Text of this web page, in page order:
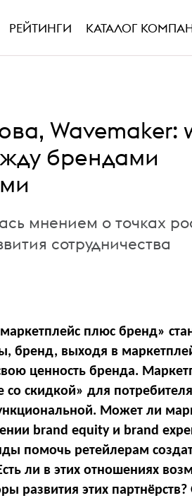
РЕЙТИНГИ КАТАЛОГ
Wavemaker:
брендами
мнением о точках
сотрудничества
плюс бренд»
бренд, выходя в
ценность бренда.
со скидкой» для
Может ли
brand equity и brand
помочь ретейлерам
ли в этих отношениях
развития этих